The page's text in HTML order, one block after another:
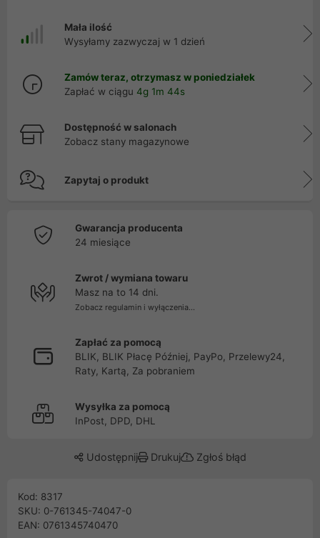
Mała ilość
Wysyłamy zazwyczaj w 1 dzień
Zamów teraz, otrzymasz w poniedziałek
Zapłać w ciągu 4g 1m 43s
Dostępność w salonach
Zobacz stany magazynowe
Zapytaj o produkt
Gwarancja producenta
24 miesiące
Zwrot / wymiana towaru
Masz na to 14 dni.
Zobacz regulamin i wyłączenia...
Zapłać za pomocą
BLIK, BLIK Płacę Później, PayPo, Przelewy24,
Raty, Kartą, Za pobraniem
Wysyłka za pomocą
InPost, DPD, DHL
Udostępnij Drukuj Zgłoś błąd
Kod: 8317
SKU: 0-761345-74047-0
EAN: 0761345740470